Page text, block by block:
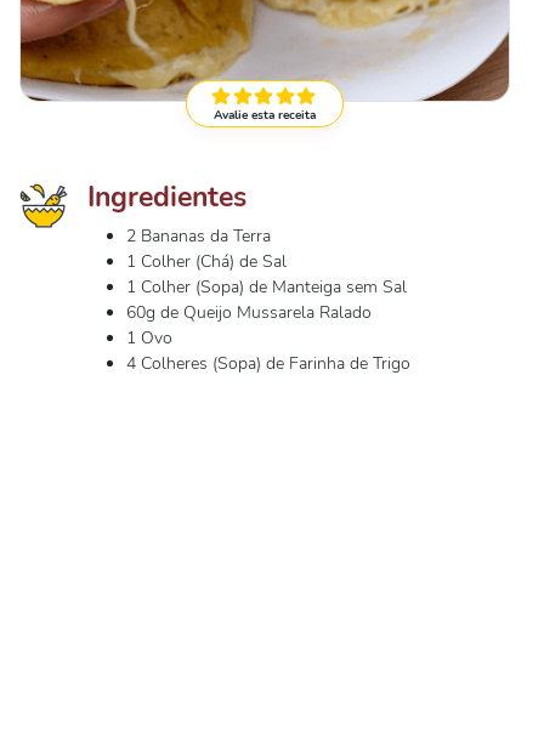
Avalie esta receita
Ingredientes
2 Bananas da Terra
1 Colher (Chá) de Sal
1 Colher (Sopa) de Manteiga sem Sal
60g de Queijo Mussarela Ralado
1 Ovo
4 Colheres (Sopa) de Farinha de Trigo